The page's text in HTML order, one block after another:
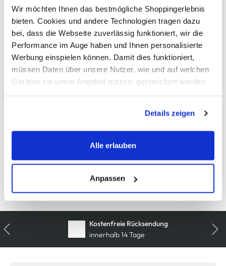
Wir möchten Ihnen das bestmögliche Shoppingerlebnis
bieten. Cookies und andere Technologien tragen dazu
bei, dass die Webseite zuverlässig funktioniert, wir die
Performance im Auge haben und Ihnen personalisierte
Werbung einspielen können. Damit dies funktioniert,
müssen Daten über unsere Nutzer, wie und auf welchen
Geräten sie unser Angebot nutzen, gespeichert werden.
werden, werden bei der Nutzung der Webseite auf jeden
Fall gesetzt. Cookies von Drittanbietern für Analyse- oder
Trackingzwecke werden nur dann aktiviert, wenn Sie das
erlauben" bzw. "Alle erlauben" klicken. Mehr dazu
(einschließlich der Möglichkeit, die Einwilligungserklärung
zu ändern oder zu widerrufen) erfahren Sie in unserem
Cookie-Hinweisbzw. derDatenschutzerklärung.
Details zeigen
Alle erlauben
Anpassen
AWG Artikelnummer
894707-khaki
Pflegehinweise
Kostenfreie Rücksendung
innerhalb 14 Tage